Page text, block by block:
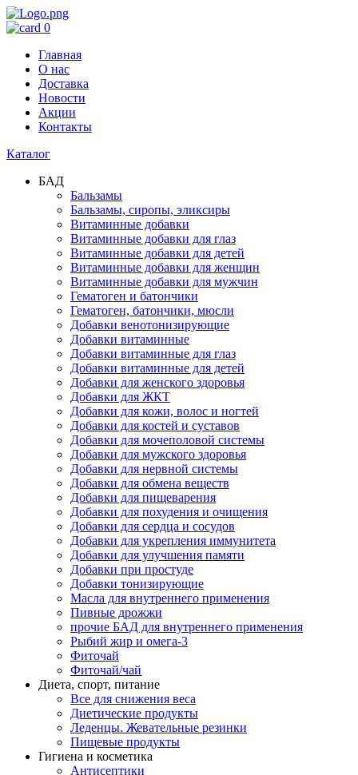
0
Главная
О нас
Доставка
Новости
Акции
Контакты
Каталог
БАД
Бальзамы
Бальзамы, сиропы, эликсиры
Витаминные добавки
Витаминные добавки для глаз
Витаминные добавки для детей
Витаминные добавки для женщин
Витаминные добавки для мужчин
Гематоген и батончики
Гематоген, батончики, мюсли
Добавки венотонизирующие
Добавки витаминные
Добавки витаминные для глаз
Добавки витаминные для детей
Добавки для женского здоровья
Добавки для ЖКТ
Добавки для кожи, волос и ногтей
Добавки для костей и суставов
Добавки для мочеполовой системы
Добавки для мужского здоровья
Добавки для нервной системы
Добавки для обмена веществ
Добавки для пищеварения
Добавки для похудения и очищения
Добавки для сердца и сосудов
Добавки для укрепления иммунитета
Добавки для улучшения памяти
Добавки при простуде
Добавки тонизирующие
Масла для внутреннего применения
Пивные дрожжи
прочие БАД для внутреннего применения
Рыбий жир и омега-3
Фиточай
Фиточай/чай
Диета, спорт, питание
Все для снижения веса
Диетические продукты
Леденцы. Жевательные резинки
Пищевые продукты
Гигиена и косметика
Антисептики